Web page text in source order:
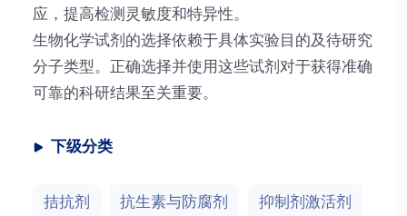
应，提高检测灵敏度和特异性。
生物化学试剂的选择依赖于具体实验目的及待研究
分子类型。正确选择并使用这些试剂对于获得准确
可靠的科研结果至关重要。
下级分类
拮抗剂 抗生素与防腐剂 抑制剂激活剂